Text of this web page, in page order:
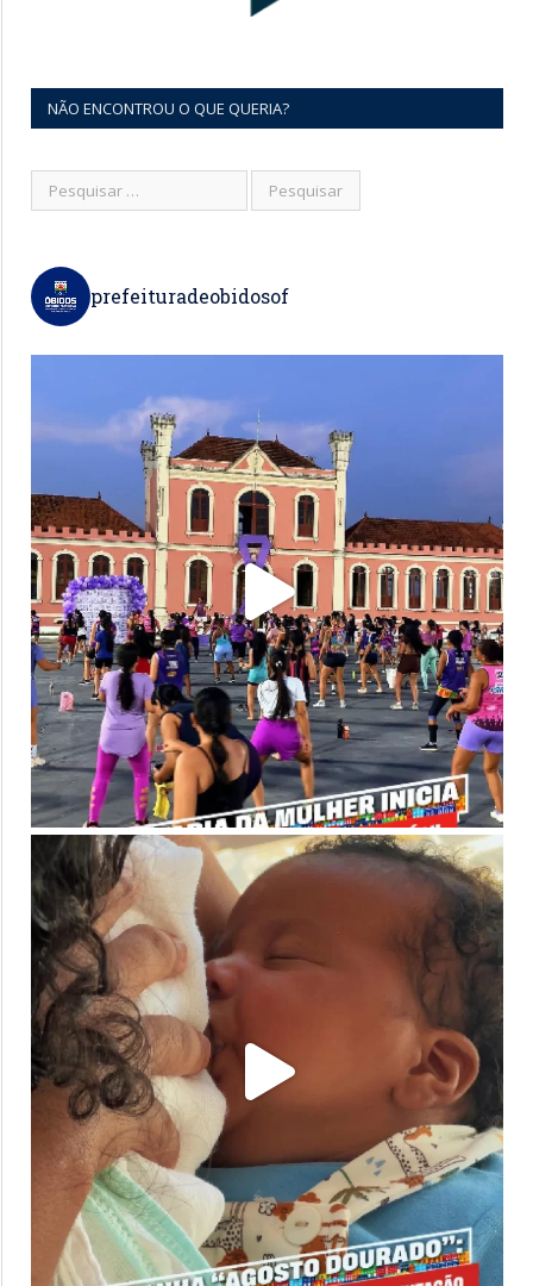
NÃO ENCONTROU O QUE QUERIA?
prefeituradeobidosof